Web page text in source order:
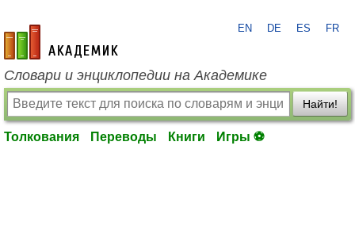
academic.ru
EN DE ES FR
Словари и энциклопедии на Академике
Найти!
Толкования Переводы Книги Игры ⚽